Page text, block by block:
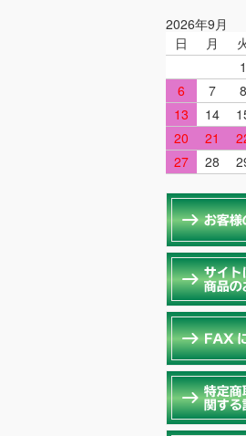
2026年9月
日
月
1
6
7 8
13
14
20
21
27
28